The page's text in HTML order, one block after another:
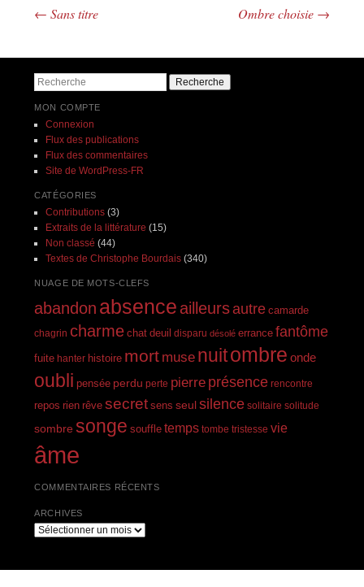
← Sans titre Ombre choisie →
Recherche
MON COMPTE
Connexion
Flux des publications
Flux des commentaires
Site de WordPress-FR
CATÉGORIES
Contributions(3)
Extraits de la littérature (15)
Non classé (44)
Textes de Christophe Bourdais(340)
NUAGE DE MOTS-CLEFS
abandon absence ailleursautre camarde
chagrin charme chat deuil disparu désolé errance fantôme
fuite hanter histoire mort muse nuitombre onde
oubli pensée perdu perte pierre présence rencontre
repos rien rêve secret sens seul silence solitaire solitude
sombre songe souffle temps tombe tristesse vie
âme
COMMENTAIRES RÉCENTS
ARCHIVES
Archives